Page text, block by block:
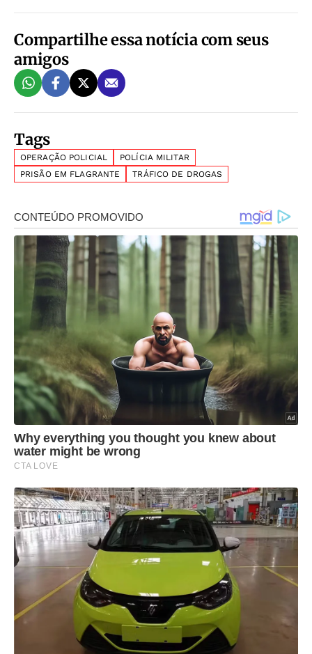
Compartilhe essa notícia com seus
amigos
Tags
OPERAÇÃO POLICIAL
POLÍCIA MILITAR
PRISÃO EM FLAGRANTE
TRÁFICO DE DROGAS